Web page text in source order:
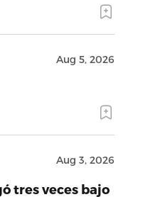
Aug 5, 2026
Aug 3, 2026
tres veces bajo